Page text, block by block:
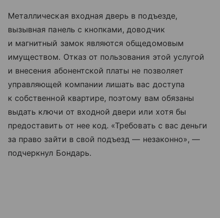
Металлическая входная дверь в подъезде,
вызывная панель с кнопками, доводчик
и магнитный замок являются общедомовым
имуществом. Отказ от пользования этой услугой
и внесения абонентской платы не позволяет
управляющей компании лишать вас доступа
к собственной квартире, поэтому вам обязаны
выдать ключи от входной двери или хотя бы
предоставить от нее код. «Требовать с вас деньги
за право зайти в свой подъезд — незаконно», —
подчеркнул Бондарь.